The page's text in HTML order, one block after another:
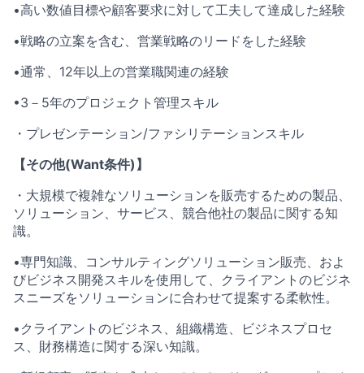
•高い数値目標や顧客要求に対して工夫して達成した経験
•戦略の立案を含む、営業戦略のリードをした経験
•通常、12年以上の営業職関連の経験
•3－5年のプロジェクト管理スキル
・プレゼンテーション/ファシリテーションスキル
【その他(Want条件)】
・大規模で複雑なソリューションを販売するための製品、
ソリューション、サービス、競合他社の製品に関する知
識。
•専門知識、コンサルティングソリューション販売、およ
びビジネス開発スキルを使用して、クライアントのビジネ
スニーズをソリューションに合わせて提案する柔軟性。
•クライアントのビジネス、組織構造、ビジネスプロセ
ス、財務構造に関する深い知識。